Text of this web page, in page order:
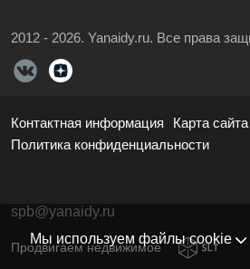
Мы используем файлы cookie
2012 - 2026. Yanaidy.ru. Все права
Контактная информация
Карта сайта
Политика конфиденциальности
spb@yanaidy.ru
Продвигаем недвижимое